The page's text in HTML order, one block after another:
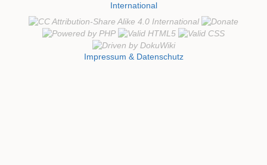
International
Impressum & Datenschutz